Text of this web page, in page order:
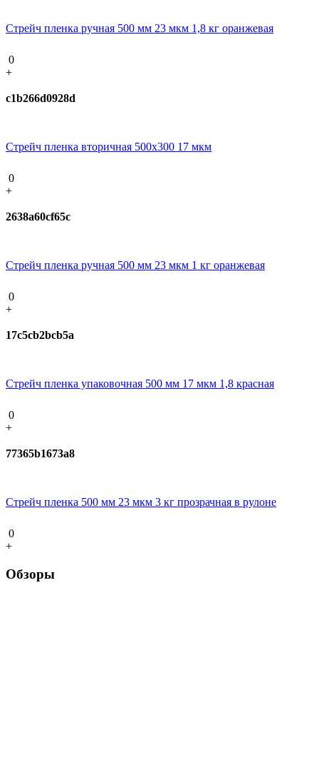
Стрейч пленка ручная 500 мм 23 мкм 1,8 кг оранжевая
0
+
c1b266d0928d
Стрейч пленка вторичная 500х300 17 мкм
0
+
2638a60cf65c
Стрейч пленка ручная 500 мм 23 мкм 1 кг оранжевая
0
+
17c5cb2bcb5a
Стрейч пленка упаковочная 500 мм 17 мкм 1,8 красная
0
+
77365b1673a8
Стрейч пленка 500 мм 23 мкм 3 кг прозрачная в рулоне
0
+
Обзоры